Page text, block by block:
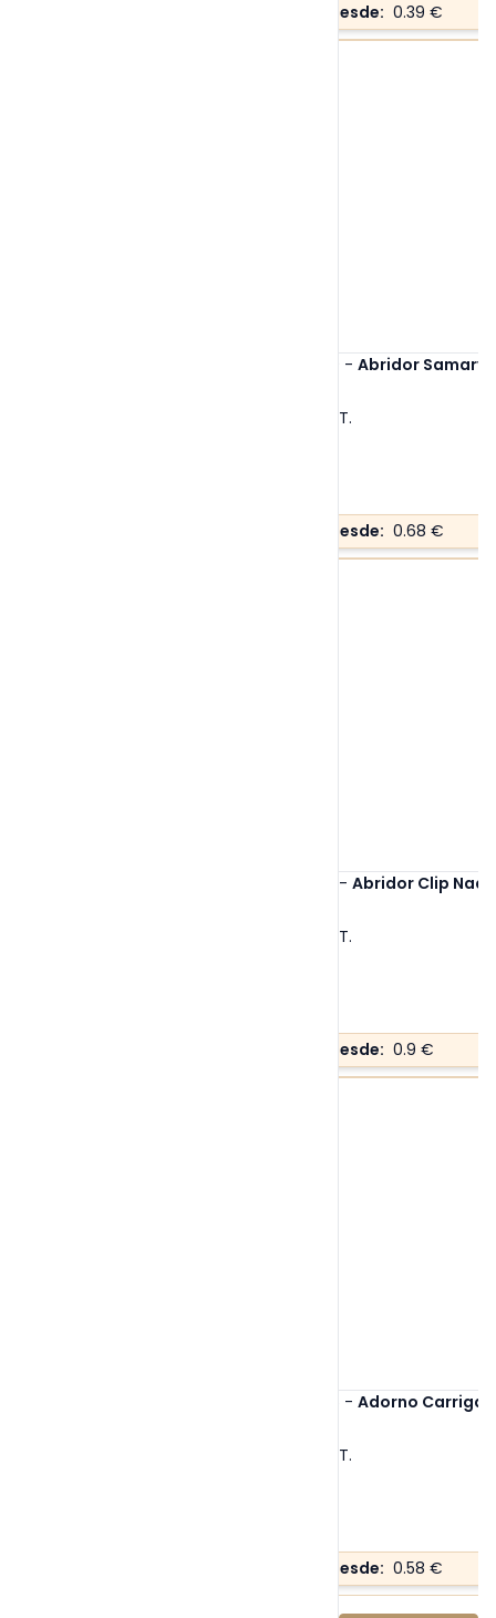
Precio desde: 0.39 €
- Abridor Samary
S/T.
Precio desde: 0.68 €
- Abridor Clip
S/T.
Precio desde: 0.9 €
- Adorno Carrigan
S/T.
Precio desde: 0.58 €